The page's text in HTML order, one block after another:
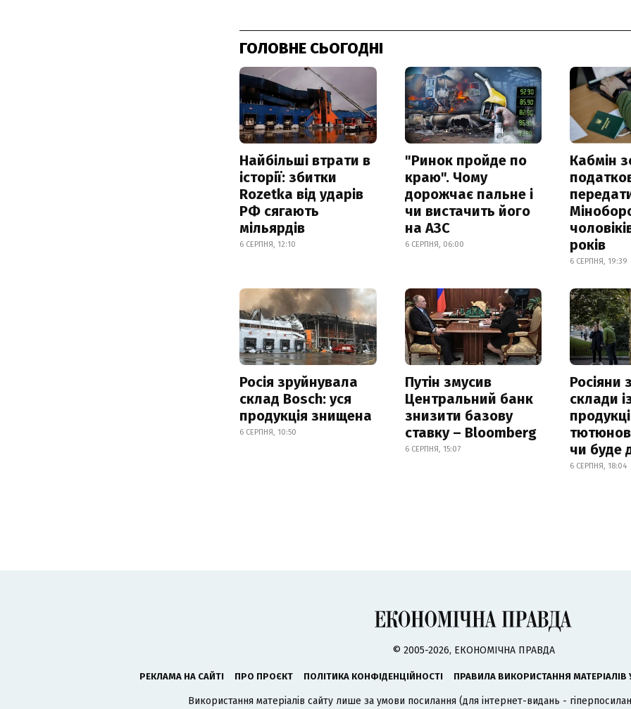
ГОЛОВНЕ СЬОГОДНІ
Найбільші втрати в
історії: збитки
Rozetka від ударів
РФ сягають
мільярдів
6 СЕРПНЯ, 12:10
"Ринок пройде по
краю". Чому
дорожчає пальне і
чи вистачить його
на АЗС
6 СЕРПНЯ, 06:00
Кабмін
років
6 СЕРПНЯ, 19:39
Росія зруйнувала
склад Bosch: уся
продукція знищена
6 СЕРПНЯ, 10:50
Путін змусив
Центральний банк
знизити базову
ставку – Bloomberg
6 СЕРПНЯ, 15:07
Росіяни
склади
чи буде
6 СЕРПНЯ, 18:04
© 2005-2026, ЕКОНОМІЧНА ПРАВДА
РЕКЛАМА НА САЙТІ ПРО ПРОЄКТ ПОЛІТИКА КОНФІДЕНЦІЙНОСТІ ПРАВИЛА ВИКОРИСТАННЯ МАТЕРІАЛІВ
Використання матеріалів сайту лише за умови посилання (для інтернет-видань -